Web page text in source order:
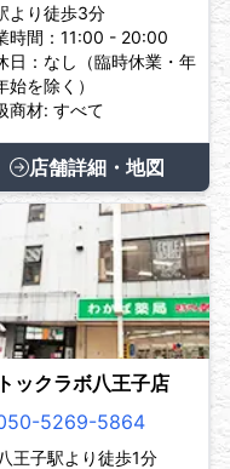
より徒歩3分
時間：11:00 - 20:00
日：なし（臨時休業・年
始を除く）
商材: すべて
店舗詳細・地図
ックラボ八王子店
5269-5864
王子駅より徒歩1分